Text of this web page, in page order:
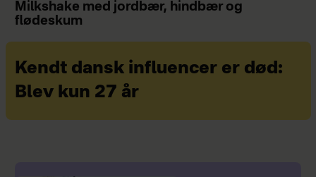
Milkshake med jordbær, hindbær og
flødeskum
Kendt dansk influencer er død:
Blev kun 27 år